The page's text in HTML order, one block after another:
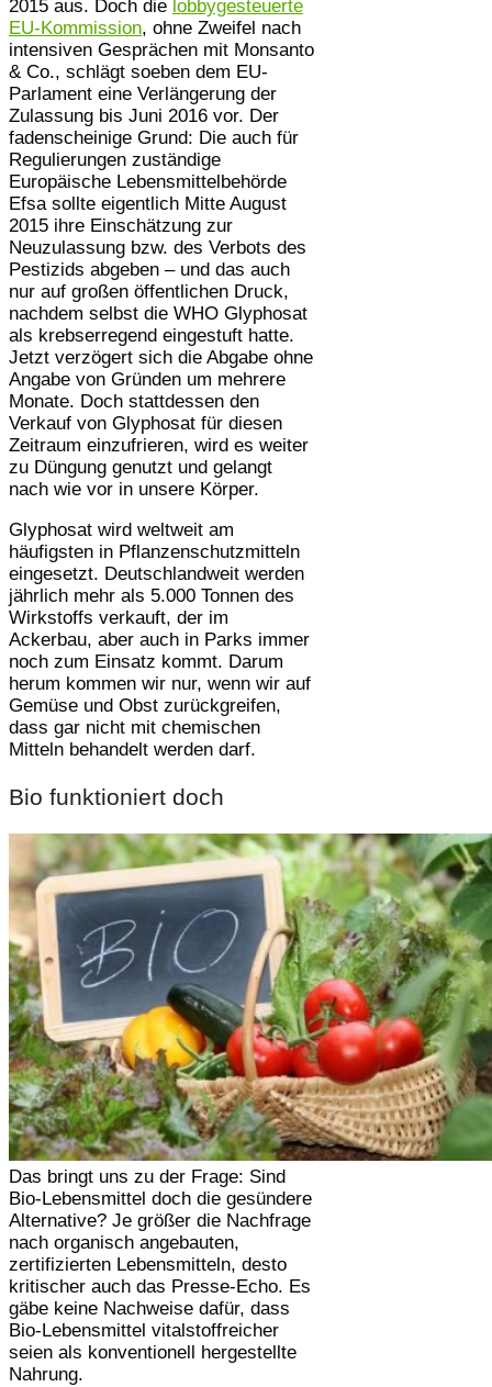
2015 aus. Doch die lobbygesteuerte
EU-Kommission, ohne Zweifel nach
intensiven Gesprächen mit Monsanto
& Co., schlägt soeben dem EU-
Parlament eine Verlängerung der
Zulassung bis Juni 2016 vor. Der
fadenscheinige Grund: Die auch für
Regulierungen zuständige
Europäische Lebensmittelbehörde
Efsa sollte eigentlich Mitte August
2015 ihre Einschätzung zur
Neuzulassung bzw. des Verbots des
Pestizids abgeben – und das auch
nur auf großen öffentlichen Druck,
nachdem selbst die WHO Glyphosat
als krebserregend eingestuft hatte.
Jetzt verzögert sich die Abgabe ohne
Angabe von Gründen um mehrere
Monate. Doch stattdessen den
Verkauf von Glyphosat für diesen
Zeitraum einzufrieren, wird es weiter
zu Düngung genutzt und gelangt
nach wie vor in unsere Körper.
Glyphosat wird weltweit am
häufigsten in Pflanzenschutzmitteln
eingesetzt. Deutschlandweit werden
jährlich mehr als 5.000 Tonnen des
Wirkstoffs verkauft, der im
Ackerbau, aber auch in Parks immer
noch zum Einsatz kommt. Darum
herum kommen wir nur, wenn wir auf
Gemüse und Obst zurückgreifen,
dass gar nicht mit chemischen
Mitteln behandelt werden darf.
Bio funktioniert doch
Das bringt uns zu der Frage: Sind
Bio-Lebensmittel doch die gesündere
Alternative? Je größer die Nachfrage
nach organisch angebauten,
zertifizierten Lebensmitteln, desto
kritischer auch das Presse-Echo. Es
gäbe keine Nachweise dafür, dass
Bio-Lebensmittel vitalstoffreicher
seien als konventionell hergestellte
Nahrung.